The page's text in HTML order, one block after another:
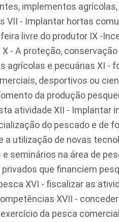
implementos
VII - Implantar hortas
livre do produtor IX -
- A proteção,
agrícolas e pecuárias XI -
desportivos ou
da produção
atividade XII - Implantar
do pescado e de
a utilização de novas
e seminários na área de
que financiem
XVI - fiscalizar as
XVII -
da pesca